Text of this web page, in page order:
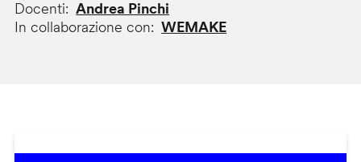
Docenti
Andrea Pinchi
In collaborazione con
WEMAKE